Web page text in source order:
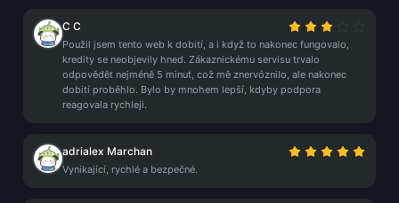
C C
Použil jsem tento web k dobití, a i když to nakonec fungovalo,
kredity se neobjevily hned. Zákaznickému servisu trvalo
odpovědět nejméně 5 minut, což mě znervóznilo, ale nakonec
dobití proběhlo. Bylo by mnohem lepší, kdyby podpora
reagovala rychleji.
adrialex Marchan
Vynikající, rychlé a bezpečné.